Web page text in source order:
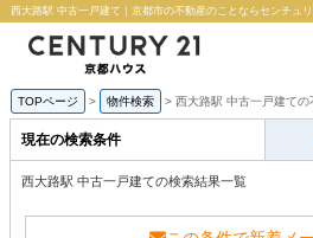
西大路駅 中古一戸建て｜京都市の不動産のことならセンチュ
TOPページ 物件検索 西大路駅 中古一戸建ての
現在の検索条件
西大路駅 中古一戸建ての検索結果一覧